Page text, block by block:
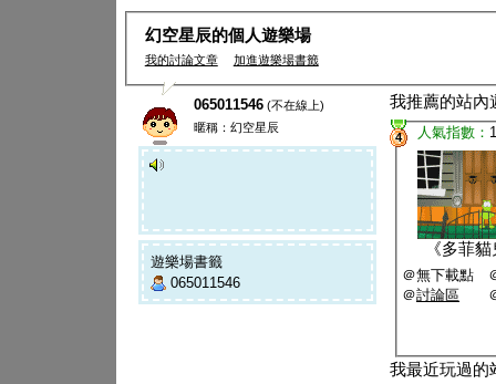
幻空星辰的個人遊樂場
我的討論文章 加進遊樂場書籤
065011546 (不在線上)
暱稱：幻空星辰
遊樂場書籤
065011546
我推薦的站內
4 人氣指數：
《多菲貓
＠無下載點
＠討論區
我最近玩過的